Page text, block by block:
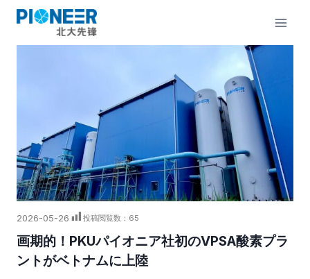
2026-05-26 投稿閲覧数： 65
画期的！PKUパイオニア社初のVPSA酸素プラ
ントがベトナムに上陸